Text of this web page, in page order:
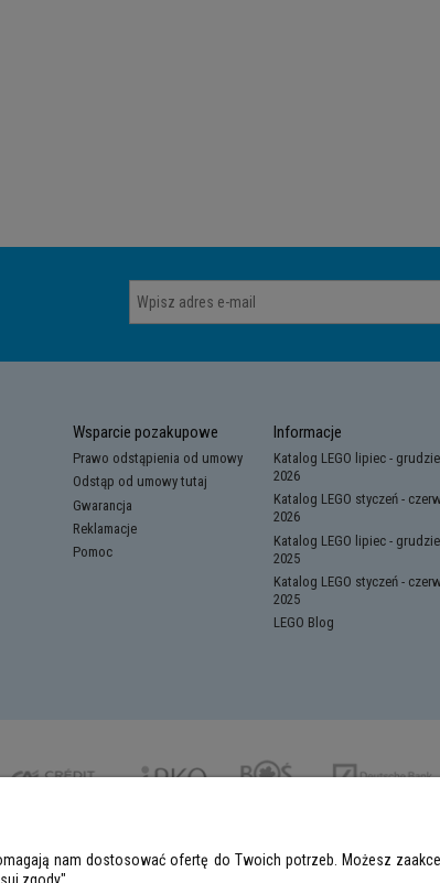
Wsparcie pozakupowe
Prawo odstąpienia od umowy
Odstąp od umowy tutaj
Gwarancja
Reklamacje
Pomoc
Informacje
Katalog LEGO lipiec -
2026
Katalog LEGO styczeń -
2026
Katalog LEGO lipiec -
2025
Katalog LEGO styczeń -
2025
LEGO Blog
nam dostosować ofertę do Twoich potrzeb. Możesz